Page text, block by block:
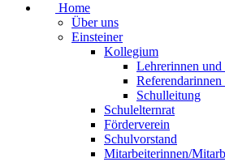
Home
Über uns
Einsteiner
Kollegium
Lehrerinnen und
Schulleitung
Schulelternrat
Förderverein
Schulvorstand
Mitarbeiterinnen/